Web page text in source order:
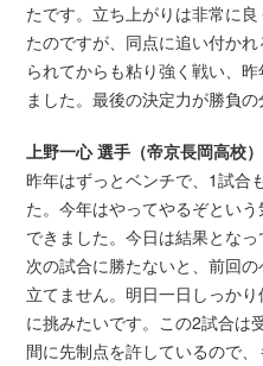
たです。立ち上がりは非常に
たのですが、同点に追い付か
られてからも粘り強く戦い、
ました。最後の決定力が勝負
上野一心 選手（帝京長岡高校）
昨年はずっとベンチで、1試合
た。今年はやってやるぞとい
できました。今日は結果となっ
次の試合に勝たないと、前回
立てません。明日一日しっか
に挑みたいです。この2試合は
間に先制点を許しているので